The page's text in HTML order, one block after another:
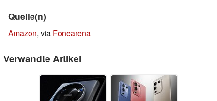
Quelle(n)
Amazon, via Fonearena
Verwandte Artikel